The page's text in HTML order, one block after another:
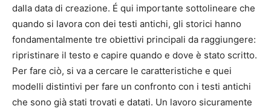
dalla data di creazione. É qui importante sottolineare che
quando si lavora con dei testi antichi, gli storici hanno
fondamentalmente tre obiettivi principali da raggiungere:
ripristinare il testo e capire quando e dove è stato scritto.
Per fare ciò, si va a cercare le caratteristiche e quei
modelli distintivi per fare un confronto con i testi antichi
che sono già stati trovati e datati. Un lavoro sicuramente